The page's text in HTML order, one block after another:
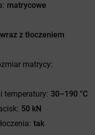
matrycowe
z tłoczeniem
matrycy
temperatury 30–190 °C
50 kN
tak